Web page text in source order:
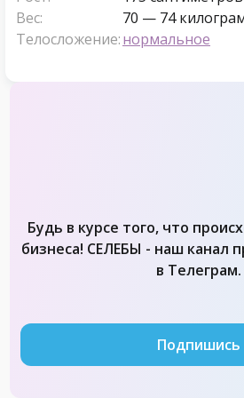
Вес:
70 — 74
Телосложение:нормальное
Будь в курсе того, что
бизнеса! СЕЛЕБЫ - наш канал
в Телеграм.
Подпишись